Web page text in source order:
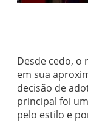
Desde cedo, o
em sua
decisão de
principal foi
pelo estilo e